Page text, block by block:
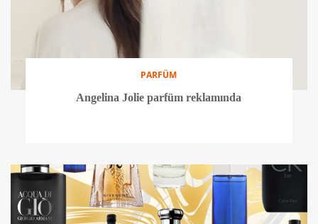
PARFÜM
Angelina Jolie parfüm reklamında